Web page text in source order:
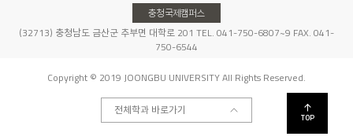
전체학과 바로가기
TOP
충청국제캠퍼스
(32713) 충청남도 금산군 추부면 대학로 201 TEL. 041-750-6807~9 FAX. 041-
750-6544
Copyright © 2019 JOONGBU UNIVERSITY All Rights Reserved.